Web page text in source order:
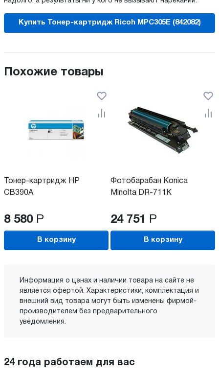
Купить Тонер-картридж Ricoh MPC305E (842082)
Похожие товары
Тонер-картридж HP
CB390A
8 580 Р
В корзину
Фотобарабан Konica
Minolta DR-711K
24 751 Р
В корзину
Информация о ценах и наличии товара на сайте не
является офертой. Характеристики, комплектация и
внешний вид товара могут быть изменены фирмой-
производителем без предварительного
уведомления.
24 года работаем для вас